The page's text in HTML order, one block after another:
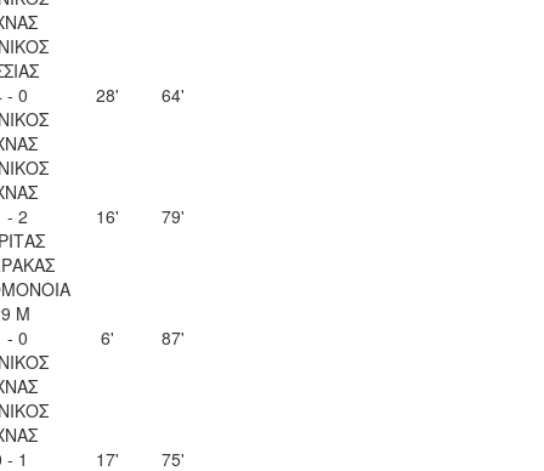
- 0
28' 64'
- 2
16' 79'
Μ
- 0
6' 87'
- 1
17' 75'